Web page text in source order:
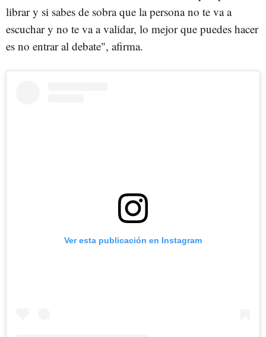
librar y si sabes de sobra que la persona no te va a
escuchar y no te va a validar, lo mejor que puedes hacer
es no entrar al debate", afirma.
Ver esta publicación en Instagram